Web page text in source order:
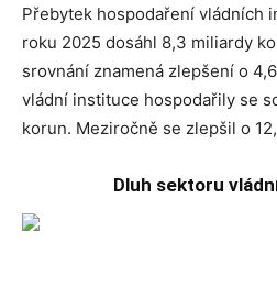
Přebytek hospodaření vládních
roku 2025 dosáhl 8,3 miliardy
srovnání znamená zlepšení o
vládní instituce hospodařily se
korun. Meziročně se zlepšil o
Dluh sektoru